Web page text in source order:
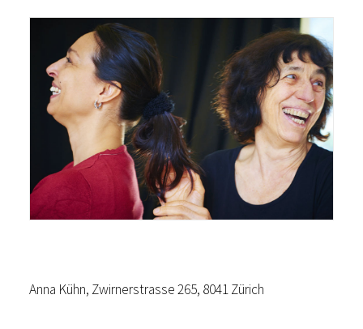
Anna Kühn, Zwirnerstrasse 265, 8041 Zürich